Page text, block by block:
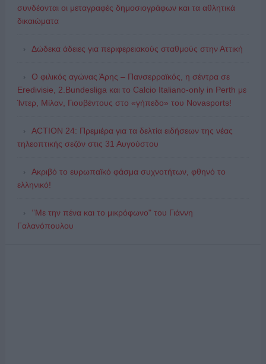
συνδέονται οι μεταγραφές δημοσιογράφων και τα αθλητικά
δικαιώματα
Δώδεκα άδειες για περιφερειακούς σταθμούς στην Αττική
Ο φιλικός αγώνας Άρης – Πανσερραϊκός, η σέντρα σε
Eredivisie, 2.Bundesliga και το Calcio Italiano-only in Perth με
Ίντερ, Μίλαν, Γιουβέντους στο «γήπεδο» του Novasports!
ACTION 24: Πρεμιέρα για τα δελτία ειδήσεων της νέας
τηλεοπτικής σεζόν στις 31 Αυγούστου
Ακριβό το ευρωπαϊκό φάσμα συχνοτήτων, φθηνό το
ελληνικό!
‘’Με την πένα και το μικρόφωνο" του Γιάννη
Γαλανόπουλου